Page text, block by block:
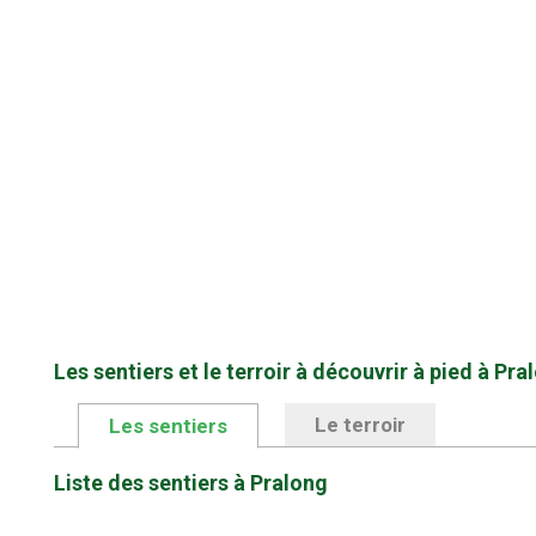
Les sentiers et le terroir à découvrir à pied à
Les sentiers Le terroir
Liste des sentiers à Pralong